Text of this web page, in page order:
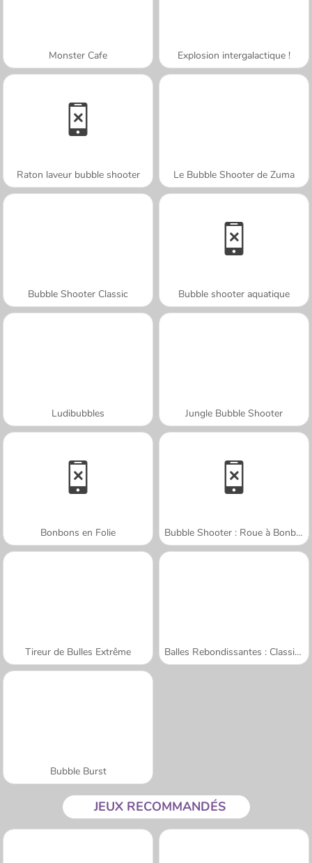
Monster Cafe Explosion intergalactique !
Raton laveur bubble shooter Le Bubble Shooter de Zuma
Bubble Shooter Classic Bubble shooter aquatique
Ludibubbles Jungle Bubble Shooter
Bonbons en Folie Bubble Shooter : Roue à Bonbons
Tireur de Bulles Extrême Balles Rebondissantes : Classique
Bubble Burst
JEUX RECOMMANDÉS